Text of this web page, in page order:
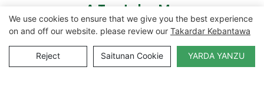
A Tuntube Mu
Suna
We use cookies to ensure that we give you the best experience
on and off our website. please review our Takardar Kebantawa
Reject Saitunan Cookie YARDA YANZU